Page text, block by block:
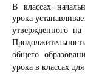
В классах
урока
утвержденного
общего
урока в классах